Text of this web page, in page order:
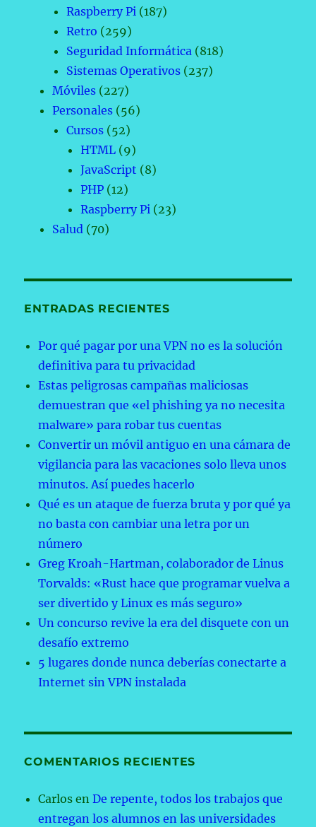
Raspberry Pi (187)
Retro (259)
Seguridad Informática (818)
Sistemas Operativos (237)
Móviles (227)
Personales (56)
Cursos (52)
HTML (9)
JavaScript (8)
PHP (12)
Raspberry Pi (23)
Salud (70)
ENTRADAS RECIENTES
Por qué pagar por una VPN no es la solución
definitiva para tu privacidad
Estas peligrosas campañas maliciosas
demuestran que «el phishing ya no necesita
malware» para robar tus cuentas
Convertir un móvil antiguo en una cámara de
vigilancia para las vacaciones solo lleva unos
minutos. Así puedes hacerlo
Qué es un ataque de fuerza bruta y por qué ya
no basta con cambiar una letra por un
número
Greg Kroah-Hartman, colaborador de Linus
Torvalds: «Rust hace que programar vuelva a
ser divertido y Linux es más seguro»
Un concurso revive la era del disquete con un
desafío extremo
5 lugares donde nunca deberías conectarte a
Internet sin VPN instalada
COMENTARIOS RECIENTES
Carlos enDe repente, todos los trabajos que
entregan los alumnos en las universidades